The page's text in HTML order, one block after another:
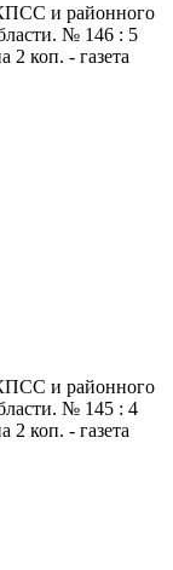
и районного
№ 146 : 5
2 коп. - газета
и районного
№ 145 : 4
2 коп. - газета